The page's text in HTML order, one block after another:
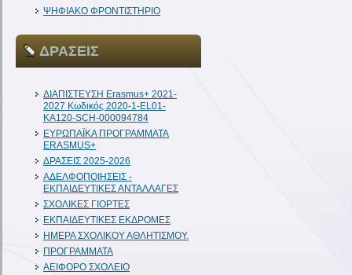
ΨΗΦΙΑΚΟ ΦΡΟΝΤΙΣΤΗΡΙΟ
ΔΡΑΣΕΙΣ
ΔIAΠΙΣΤΕΥΣΗ Erasmus+ 2021-
2027 Κωδικός 2020-1-EL01-
KA120-SCH-000094784
ΕΥΡΩΠΑΪΚΑ ΠΡΟΓΡΑΜΜΑΤΑ
ERASMUS+
ΔΡΑΣΕΙΣ 2025-2026
ΑΔΕΛΦΟΠΟΙΗΣΕΙΣ -
ΕΚΠΑΙΔΕΥΤΙΚΕΣ ΑΝΤΑΛΛΑΓΕΣ
ΣΧΟΛΙΚΕΣ ΓΙΟΡΤΕΣ
ΕΚΠΑΙΔΕΥΤΙΚΕΣ ΕΚΔΡΟΜΕΣ
ΗΜΕΡΑ ΣΧΟΛΙΚΟΥ ΑΘΛΗΤΙΣΜΟΥ.
ΠΡΟΓΡΑΜΜΑΤΑ
ΑΕΙΦΟΡΟ ΣΧΟΛΕΙΟ